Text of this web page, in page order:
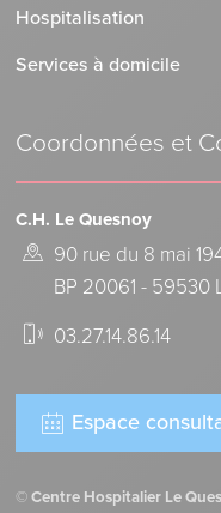
Hospitalisation
Services à domicile
Coordonnées et
C.H. Le Quesnoy
90 rue du 8 mai
BP 20061 - 59530
03.27.14.86.14
Espace
©Centre Hospitalier Le